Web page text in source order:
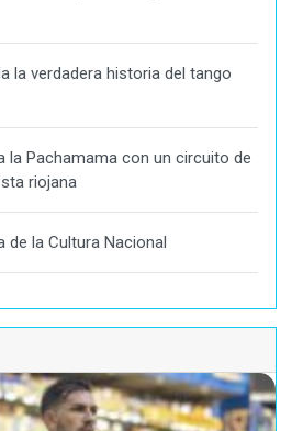
la verdadera historia del tango
la Pachamama con un circuito de
riojana
de la Cultura Nacional